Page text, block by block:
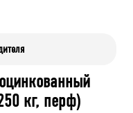
кг, перф)